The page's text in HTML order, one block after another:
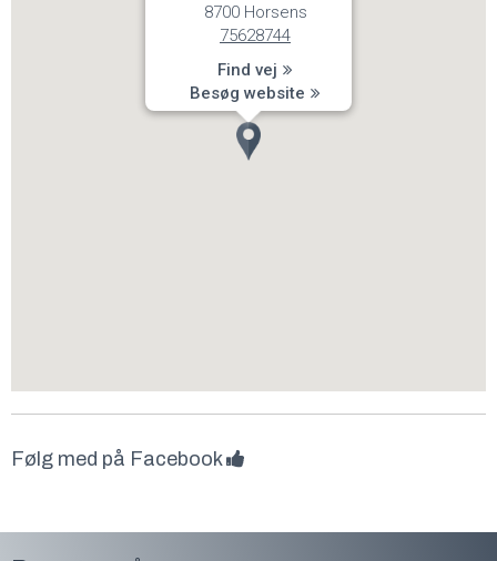
8700 Horsens
75628744
Find vej
Besøg website
Følg med på Facebook